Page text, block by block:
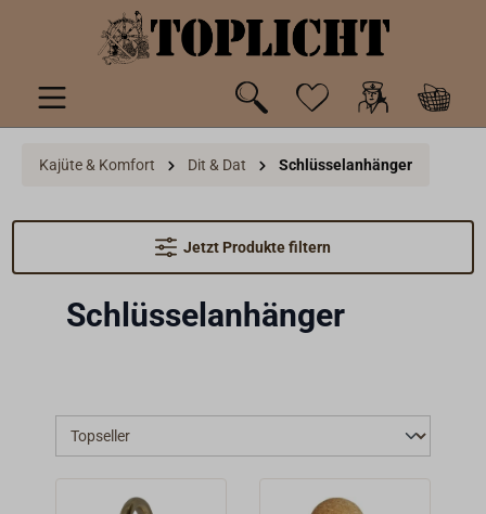
springen
Kajüte & Komfort Dit & Dat Schlüsselanhänger
Jetzt Produkte filtern
Schlüsselanhänger